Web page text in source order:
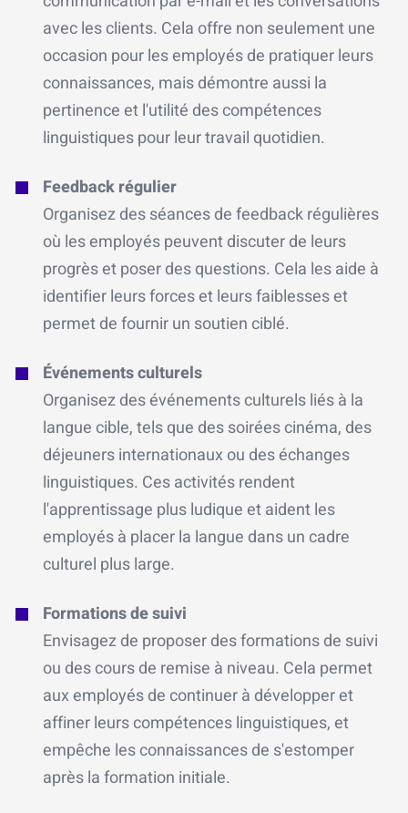
avec les clients. Cela offre non seulement une
occasion pour les employés de pratiquer leurs
connaissances, mais démontre aussi la
pertinence et l'utilité des compétences
linguistiques pour leur travail quotidien.
Feedback régulier
Organisez des séances de feedback régulières
où les employés peuvent discuter de leurs
progrès et poser des questions. Cela les aide à
identifier leurs forces et leurs faiblesses et
permet de fournir un soutien ciblé.
Événements culturels
Organisez des événements culturels liés à la
langue cible, tels que des soirées cinéma, des
déjeuners internationaux ou des échanges
linguistiques. Ces activités rendent
l'apprentissage plus ludique et aident les
employés à placer la langue dans un cadre
culturel plus large.
Formations de suivi
Envisagez de proposer des formations de suivi
ou des cours de remise à niveau. Cela permet
aux employés de continuer à développer et
affiner leurs compétences linguistiques, et
empêche les connaissances de s'estomper
après la formation initiale.